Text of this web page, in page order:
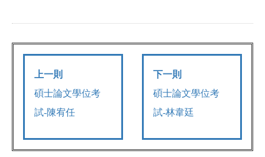
上一則
碩士論文學位考
試-陳宥任
下一則
碩士論文學位考
試-林韋廷